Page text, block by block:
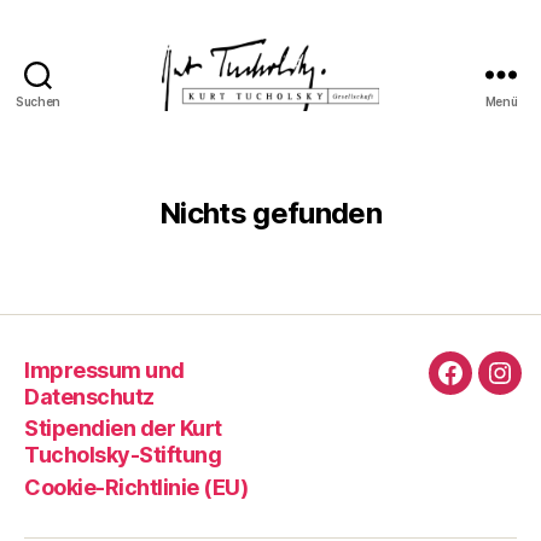
Suchen Menü
Nichts gefunden
Impressum und
Datenschutz
Stipendien der Kurt
Tucholsky-Stiftung
Cookie-Richtlinie (EU)